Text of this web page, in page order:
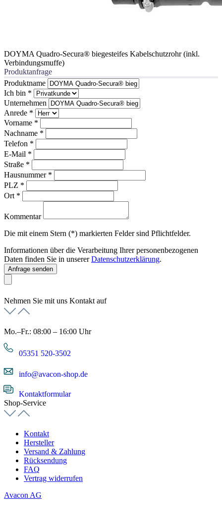
DOYMA Quadro-Secura® biegesteifes Kabelschutzrohr (inkl.
Verbindungsmuffe)
Produktanfrage
Produktname
Ich bin *
Unternehmen
Anrede *
Vorname *
Nachname *
Telefon *
E-Mail *
Straße *
Hausnummer *
PLZ *
Ort *
Kommentar
Die mit einem Stern (*) markierten Felder sind Pflichtfelder.
Informationen über die Verarbeitung Ihrer personenbezogenen
Daten finden Sie in unsererDatenschutzerklärung.
Anfrage senden
Nehmen Sie mit uns Kontakt auf
Mo.–Fr.: 08:00 – 16:00 Uhr
05351 520-3502
info@avacon-shop.de
Kontaktformular
Shop-Service
Kontakt
Hersteller
Versand & Zahlung
Rücksendung
FAQ
Vertrag widerrufen
Avacon AG